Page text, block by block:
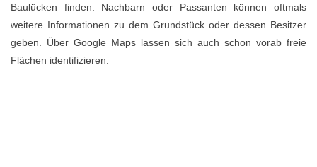
Baulücken finden. Nachbarn oder Passanten können oftmals
weitere Informationen zu dem Grundstück oder dessen Besitzer
geben. Über Google Maps lassen sich auch schon vorab freie
Flächen identifizieren.